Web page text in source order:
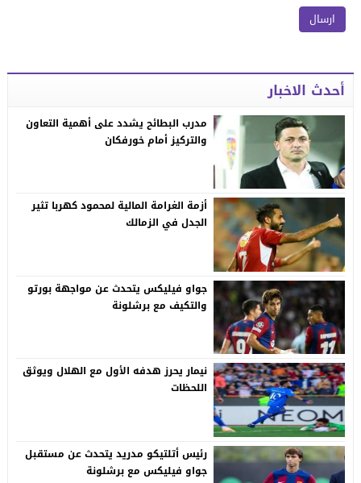
أحدث الاخبار
مدرب البطائح يشدد على أهمية التعاون
والتركيز أمام خورفكان
أزمة الغرامة المالية لمحمود كهربا تثير
الجدل في الزمالك
جواو فيليكس يتحدث عن مواجهة بورتو
والتكيف مع برشلونة
نيمار يحرز هدفه الأول مع الهلال ويوثق
اللحظات
رئيس أتلتيكو مدريد يتحدث عن مستقبل
جواو فيليكس مع برشلونة